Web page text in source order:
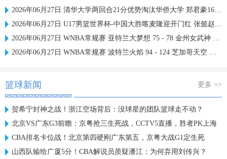
2026年06月27日 清华大学两回合21分优势淘汰华侨大学 郑君豪16分 虎建国23分
2026年06月27日 U17男篮世界杯-中国大胜喀麦隆迎开门红 张懿赵杰23+6
2026年06月27日 WNBA常规赛 亚特兰大梦想 75 - 78 金州女武神 全场集锦
2026年06月27日 WNBA常规赛 波特兰火焰 94 - 124 芝加哥天空 全场集锦
篮球新闻 更多 >>
贺希宁封神之战！浙江空场背后：没球星的团队篮球走不动？
北京VS广东G3前瞻：京粤抢三生死战，CCTV5直播，胜者PK上海
CBA排名卡位战！北京第四硬刚广东第五，京粤大战G1定生死
山西队输给广厦5分！CBA解说员质疑潘江：为何弃用刘传兴？